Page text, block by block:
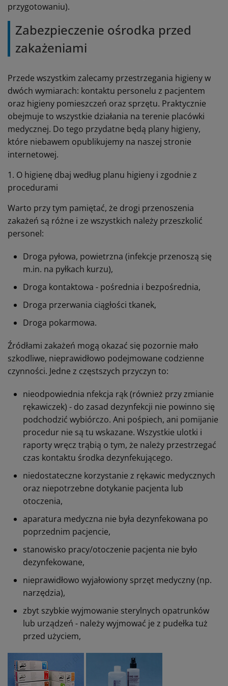
przygotowaniu).
Zabezpieczenie ośrodka przed
zakażeniami
Przede wszystkim zalecamy przestrzegania higieny w
dwóch wymiarach: kontaktu personelu z pacjentem
oraz higieny pomieszczeń oraz sprzętu. Praktycznie
obejmuje to wszystkie działania na terenie placówki
medycznej. Do tego przydatne będą plany higieny,
które niebawem opublikujemy na naszej stronie
internetowej.
1. O higienę dbaj według planu higieny i zgodnie z
procedurami
Warto przy tym pamiętać, że drogi przenoszenia
zakażeń są różne i ze wszystkich należy przeszkolić
personel:
Droga pyłowa, powietrzna (infekcje przenoszą się
m.in. na pyłkach kurzu),
Droga kontaktowa - pośrednia i bezpośrednia,
Droga przerwania ciągłości tkanek,
Droga pokarmowa.
Źródłami zakażeń mogą okazać się pozornie mało
szkodliwe, nieprawidłowo podejmowane codzienne
czynności. Jedne z częstszych przyczyn to:
nieodpowiednia nfekcja rąk (również przy zmianie
rękawiczek) - do zasad dezynfekcji nie powinno się
podchodzić wybiórczo. Ani pośpiech, ani pomijanie
procedur nie są tu wskazane. Wszystkie ulotki i
raporty wręcz trąbią o tym, że należy przestrzegać
czas kontaktu środka dezynfekującego.
niedostateczne korzystanie z rękawic medycznych
oraz niepotrzebne dotykanie pacjenta lub
otoczenia,
aparatura medyczna nie była dezynfekowana po
poprzednim pacjencie,
stanowisko pracy/otoczenie pacjenta nie było
dezynfekowane,
nieprawidłowo wyjałowiony sprzęt medyczny (np.
narzędzia),
zbyt szybkie wyjmowanie sterylnych opatrunków
lub urządzeń - należy wyjmować je z pudełka tuż
przed użyciem,